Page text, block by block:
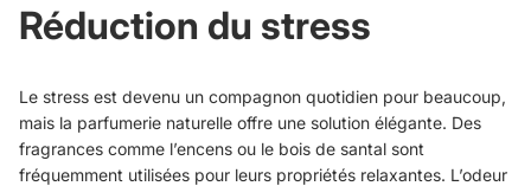
Réduction du stress
Le stress est devenu un compagnon quotidien pour beaucoup,
mais la parfumerie naturelle offre une solution élégante. Des
fragrances comme l’encens ou le bois de santal sont
fréquemment utilisées pour leurs propriétés relaxantes. L’odeur